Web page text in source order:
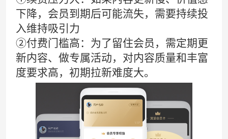
下降，会员到期后可能流失，需要持续投
入维持吸引力
②付费门槛高：为了留住会员，需定期更
新内容、做专属活动，对内容质量和丰富
度要求高，初期拉新难度大。